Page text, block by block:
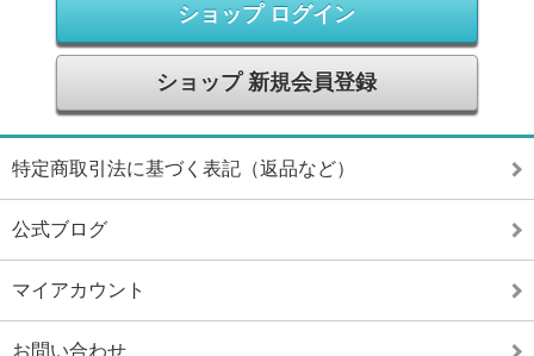
ショップ ログイン
ショップ 新規会員登録
特定商取引法に基づく表記（返品など）
公式ブログ
マイアカウント
お問い合わせ